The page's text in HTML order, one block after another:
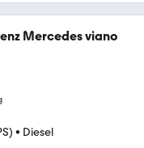
Mercedes viano
• Diesel